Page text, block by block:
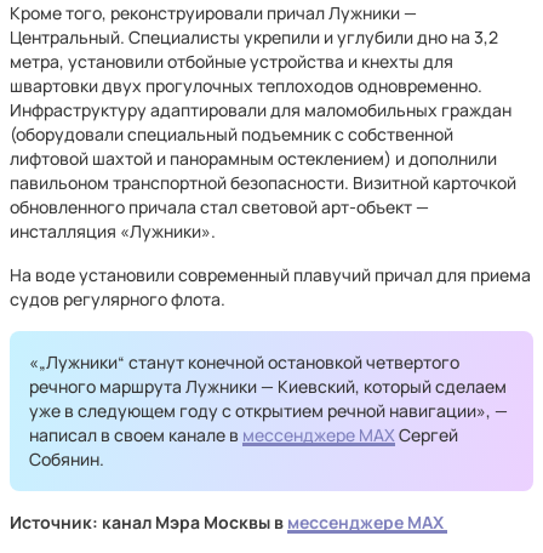
Кроме того, реконструировали причал Лужники —
Центральный. Специалисты укрепили и углубили дно на 3,2
метра, установили отбойные устройства и кнехты для
швартовки двух прогулочных теплоходов одновременно.
Инфраструктуру адаптировали для маломобильных граждан
(оборудовали специальный подъемник с собственной
лифтовой шахтой и панорамным остеклением) и дополнили
павильоном транспортной безопасности. Визитной карточкой
обновленного причала стал световой арт-объект —
инсталляция «Лужники».
На воде установили современный плавучий причал для приема
судов регулярного флота.
«„Лужники“ станут конечной остановкой четвертого
речного маршрута Лужники — Киевский, который сделаем
уже в следующем году с открытием речной навигации», —
написал в своем канале в мессенджере MAXСергей
Собянин.
Источник: канал Мэра Москвы в мессенджере MAX